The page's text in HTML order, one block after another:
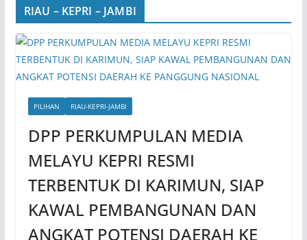
RIAU – KEPRI – JAMBI
PILIHAN RIAU-KEPRI-JAMBI
DPP PERKUMPULAN MEDIA
MELAYU KEPRI RESMI
TERBENTUK DI KARIMUN, SIAP
KAWAL PEMBANGUNAN DAN
ANGKAT POTENSI DAERAH KE